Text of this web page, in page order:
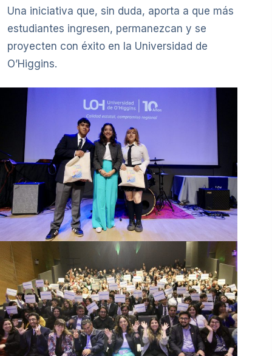
Una iniciativa que, sin duda, aporta a que más
estudiantes ingresen, permanezcan y se
proyecten con éxito en la Universidad de
O’Higgins.